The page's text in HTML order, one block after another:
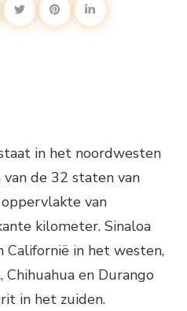
in het noordwesten
van de 32 staten van
van
kilometer. Sinaloa
Californië in het westen,
Chihuahua en Durango
in het zuiden.